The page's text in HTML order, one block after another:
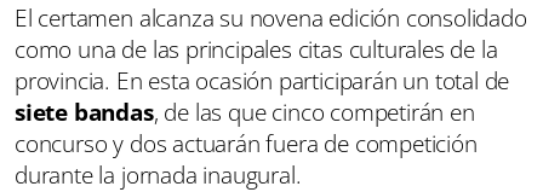
El certamen alcanza su novena edición consolidado
como una de las principales citas culturales de la
provincia. En esta ocasión participarán un total de
siete bandas, de las que cinco competirán en
concurso y dos actuarán fuera de competición
durante la jornada inaugural.